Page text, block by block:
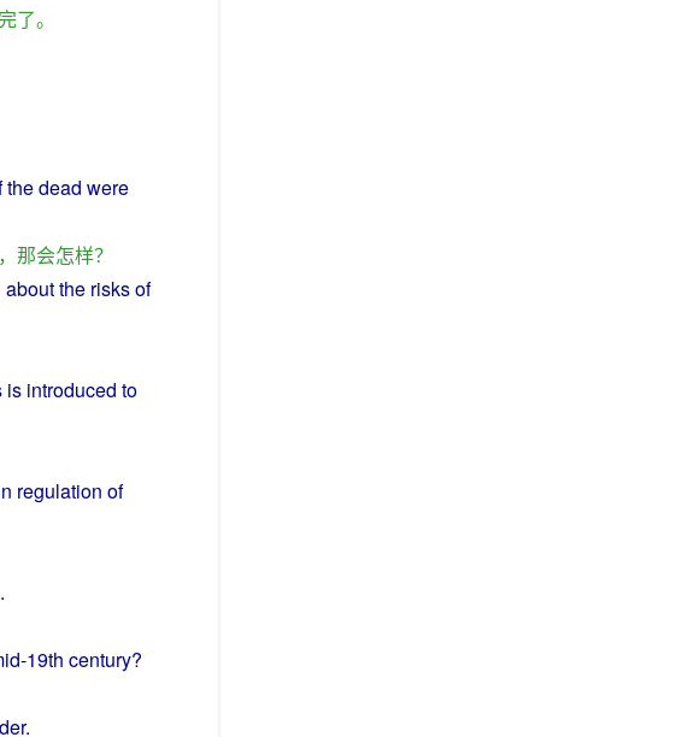
完了。
thedead were
， 那会怎样？
about the risksof
is introduced to
regulation of
19th century?
.